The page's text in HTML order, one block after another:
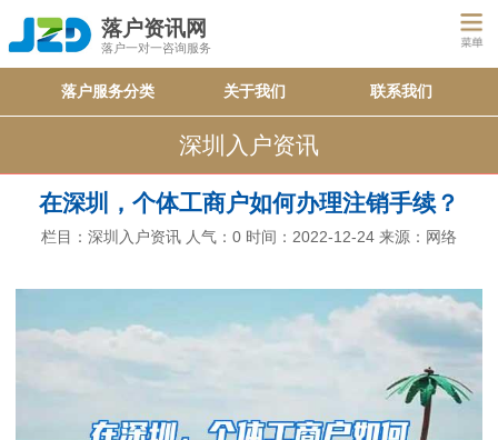
落户资讯网
落户一对一咨询服务
落户服务分类 关于我们 联系我们
深圳入户资讯
在深圳，个体工商户如何办理注销手续？
栏目： 深圳入户资讯 人气： 0 时间：2022-12-24 来源：网络